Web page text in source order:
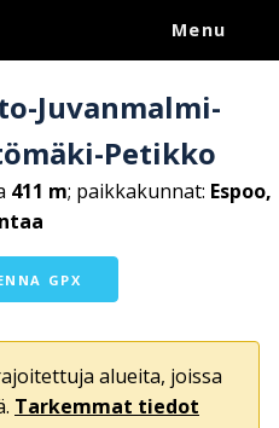
Menu
Juvanmalmi-
Petikko
411 m; paikkakunnat: Espoo,
GPX
alueita, joissa
Tarkemmat tiedot